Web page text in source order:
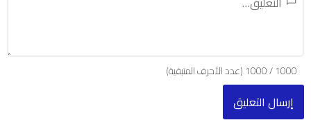
1000
/
1000(عدد الأحرف المتبقية)